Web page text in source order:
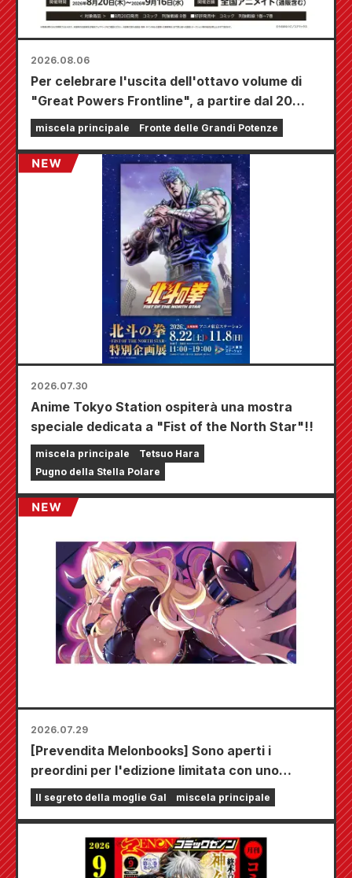
2026.08.06
Per celebrare l'uscita dell'ottavo volume di
"Great Powers Frontline", a partire dal 20
agosto si terrà una fiera a tempo limitato
presso i negozi Animate di tutta la nazione,
dove potrete aggiudicarvi una mini card
disegnata appositamente (4 tipi in totale)!
miscela principale Fronte delle Grandi Potenze
2026.07.30
Anime Tokyo Station ospiterà una mostra
speciale dedicata a "Fist of the North Star"!!
miscela principale
Tetsuo Hara
Pugno della Stella Polare
2026.07.29
[Prevendita Melonbooks] Sono aperti i
preordini per l'edizione limitata con uno
speciale tappetino da gioco che raffigura una
splendida illustrazione di Fuyuki Tojo
Secret of the Gal Bride" uscirà il 20 ottobre!
Il segreto della moglie Gal miscela principale